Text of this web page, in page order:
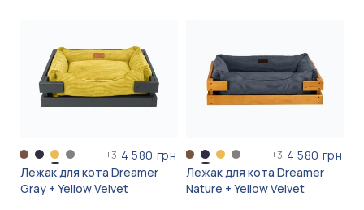
+3 4 580 грн
Лежак для кота Dreamer
Gray + Yellow Velvet
+3 4 580 грн
Лежак для кота Dreamer
Nature + Yellow Velvet